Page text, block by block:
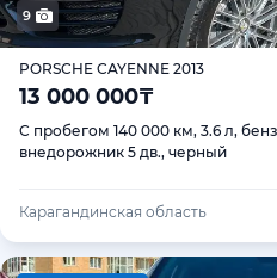
9
PORSCHE CAYENNE 2013
13 000 000₸
С пробегом 140 000 км, 3.6 л,
внедорожник 5 дв., черный
Карагандинская область